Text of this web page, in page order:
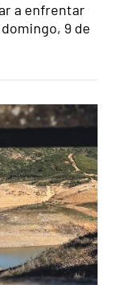
a enfrentar
9 de